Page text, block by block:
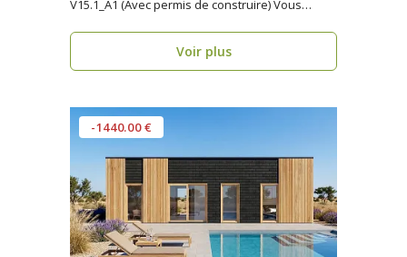
V15.1_A1 (Avec permis de construire) Vous
Voir plus
-1440.00 €